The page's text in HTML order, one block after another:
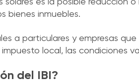
bienes inmuebles.
a particulares y empresas
local, las condiciones
del IBI?